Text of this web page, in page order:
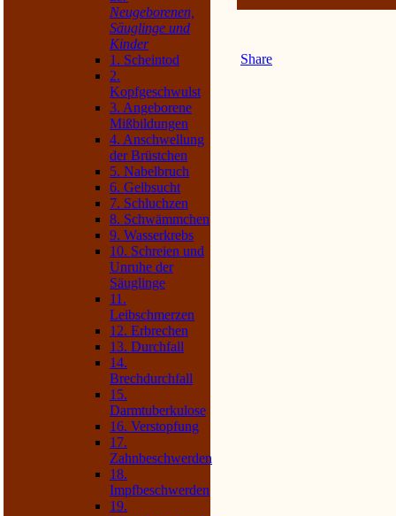
Neugeborenen,
Säuglinge und
Kinder
1. Scheintod
2.
Kopfgeschwulst
3. Angeborene
Mißbildungen
4. Anschwellung
der Brüstchen
5. Nabelbruch
6. Gelbsucht
7. Schluchzen
8. Schwämmchen
9. Wasserkrebs
10. Schreien und
Unruhe der
Säuglinge
11.
Leibschmerzen
12. Erbrechen
13. Durchfall
14.
Brechdurchfall
15.
Darmtuberkulose
16. Verstopfung
17.
Zahnbeschwerden
18.
Impfbeschwerden
19.
Share